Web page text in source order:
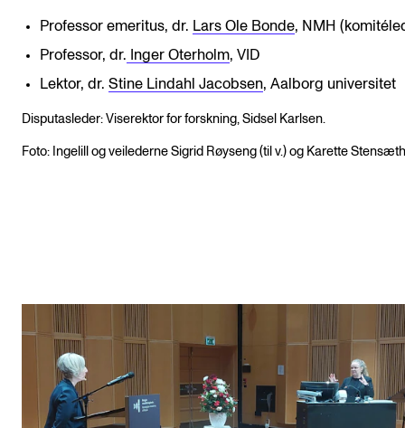
Professor emeritus, dr. Lars Ole Bonde, NMH
Professor, dr. Inger Oterholm, VID
Lektor, dr. Stine Lindahl Jacobsen, Aalborg universitet
Disputasleder: Viserektor for forskning, Sidsel Karlsen.
Foto: Ingelill og veilederne Sigrid Røyseng (til v.) og Karette